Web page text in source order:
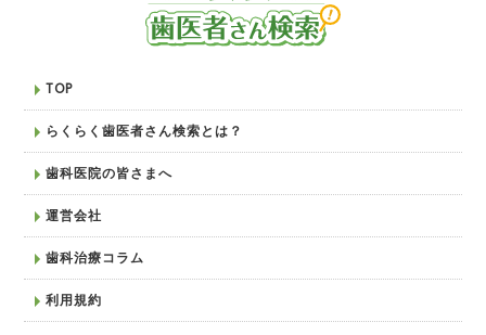
TOP
らくらく歯医者さん検索とは？
歯科医院の皆さまへ
運営会社
歯科治療コラム
利用規約